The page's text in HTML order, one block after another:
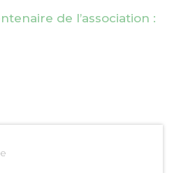
de l’association :